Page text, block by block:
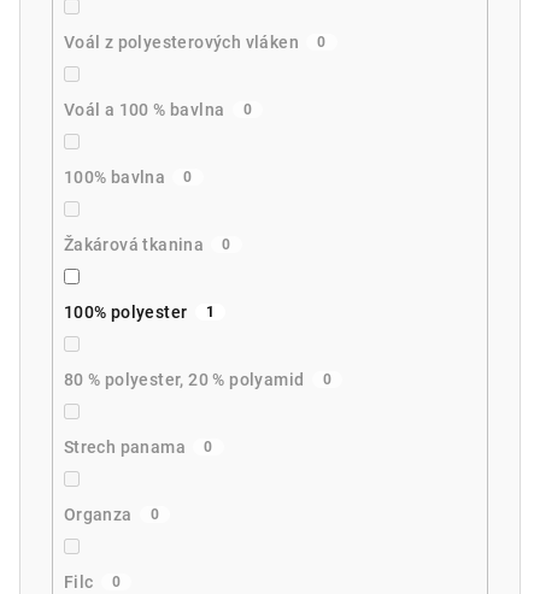
Voál z polyesterových vláken 0
Voál a 100 % bavlna 0
100% bavlna 0
Žakárová tkanina 0
100% polyester 1
80 % polyester, 20 % polyamid 0
Strech panama 0
Organza 0
Filc 0